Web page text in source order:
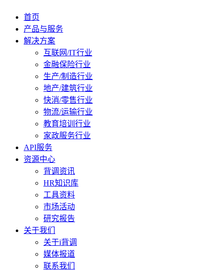
首页
产品与服务
解决方案
互联网/IT行业
金融保险行业
生产/制造行业
地产/建筑行业
快消/零售行业
物流/运输行业
教育培训行业
家政服务行业
API服务
资源中心
背调资讯
HR知识库
工具资料
市场活动
研究报告
关于我们
关于i背调
媒体报道
联系我们